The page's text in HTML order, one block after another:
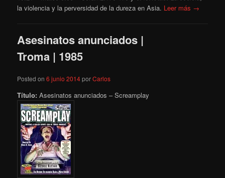
la violencia y la perversidad de la dureza en Asia. Leer más →
Asesinatos anunciados |
Troma | 1985
Posted on6 junio 2014porCarlos
Título: Asesinatos anunciados – Screamplay